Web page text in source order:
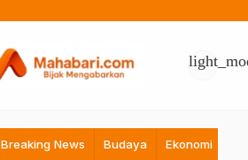
Breaking News Budaya Ekonomi